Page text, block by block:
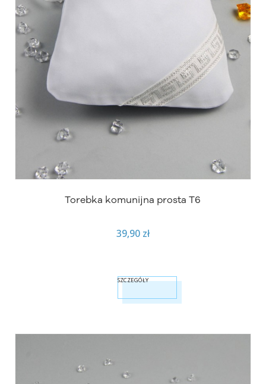
Torebka komunijna prosta T6
39,90 zł
SZCZEGÓŁY